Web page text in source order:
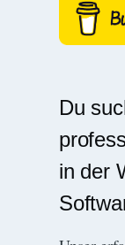
Du
in der